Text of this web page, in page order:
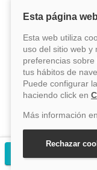
Especialistas en
Profesionales y
ayudar.